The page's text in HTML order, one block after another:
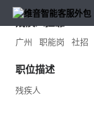
广州 职能岗 社招
职位描述
残疾人